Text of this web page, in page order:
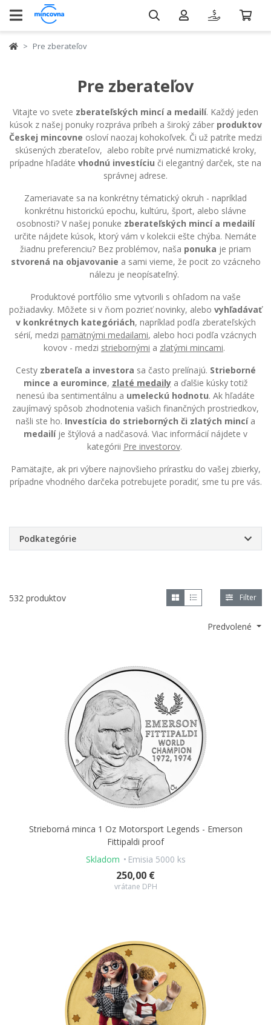
Pre zberateľov
Pre zberateľov
Vitajte vo svete zberateľských mincí a medailí. Každý jeden
kúsok z našej ponuky rozpráva príbeh a široký záber produktov
Českej mincovne osloví naozaj kohokoľvek. Či už patríte medzi
skúsených zberateľov, alebo robíte prvé numizmatické kroky,
prípadne hľadáte vhodnú investíciu či elegantný darček, ste na
správnej adrese.
Zameriavate sa na konkrétny tématický okruh - napríklad
konkrétnu historickú epochu, kultúru, šport, alebo slávne
osobnosti? V našej ponuke zberateľských mincí a medailí
určite nájdete kúsok, ktorý vám v kolekcii ešte chýba. Nemáte
žiadnu preferenciu? Bez problémov, naša ponuka je priam
stvorená na objavovanie a sami vieme, že pocit zo vzácneho
nálezu je neopísateľný.
Produktové portfólio sme vytvorili s ohľadom na vaše
požiadavky. Môžete si v ňom pozrieť novinky, alebo vyhľadávať
v konkrétnych kategóriách, napríklad podľa zberateľských
sérií, medzi pamätnými medailami, alebo hoci podľa vzácnych
kovov - medzi striebornými a zlatými mincami.
Cesty zberateľa a investora sa často prelínajú. Strieborné
mince a euromince, zlaté medailya ďalšie kúsky totiž
nenesú iba sentimentálnu a umeleckú hodnotu. Ak hľadáte
zaujímavý spôsob zhodnotenia vašich finančných prostriedkov,
našli ste ho. Investícia do strieborných či zlatých mincía
medailíje štýlová a nadčasová. Viac informácií nájdete v
kategórii Pre investorov.
Pamätajte, ak pri výbere najnovšieho prírastku do vašej zbierky,
prípadne vhodného darčeka potrebujete poradiť, sme tu pre vás.
Podkategórie
Predvolené
532 produktov Filter
Strieborná minca 1 Oz Motorsport Legends - Emerson
Fittipaldi proof
Skladom
Emisia 5000 ks
250,00 €
vrátane DPH